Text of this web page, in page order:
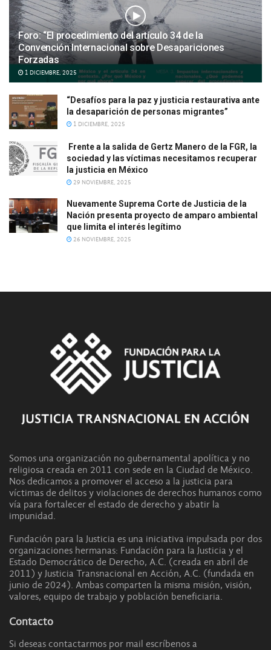
Foro: “El procedimiento del artículo 34 de la
Convención Internacional sobre Desapariciones
Forzadas
1 DICIEMBRE, 2025
“Desafíos para la paz y justicia restaurativa ante
la desaparición de personas migrantes”
1 DICIEMBRE, 2025
Frente a la salida de Gertz Manero de la FGR, la
sociedad y las víctimas necesitamos recuperar
la justicia en México
29 NOVIEMBRE, 2025
Nuevamente Suprema Corte de Justicia de la
Nación presenta proyecto de amparo ambiental
que limita el interés legítimo
26 NOVIEMBRE, 2025
Somos una organización no gubernamental apolítica y no
religiosa creada en 2011 con sede en la Ciudad de México.
Nos dedicamos a promover el acceso a la justicia para
víctimas de delitos y violaciones de derechos humanos como
vía para fortalecer el estado de derecho y abatir la
impunidad.
Fundación para la Justicia es una iniciativa impulsada por dos
organizaciones hermanas: Fundación para la Justicia y el
Estado Democrático de Derecho, A.C. (creada en abril de
2011) y Justicia Transnacional en Acción, A.C. (fundada en
junio de 2024). Ambas comparten la misma misión, visión,
valores, equipo de trabajo y población beneficiaria.
Contacto
Si deseas contactarmos por mail escríbenos a